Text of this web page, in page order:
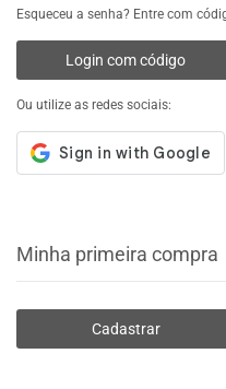
Esqueceu a senha?
Login com código
Ou utilize as redes sociais:
Minha primeira compra
Cadastrar